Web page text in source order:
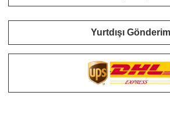
Yurtdışı Gönderim